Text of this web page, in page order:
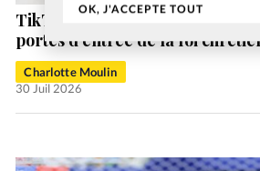
OK, J'ACCEPTE TOUT
TikTok, YouTube et Instagram
portes d’entrée de la foi
Charlotte Moulin
30 Juil 2026